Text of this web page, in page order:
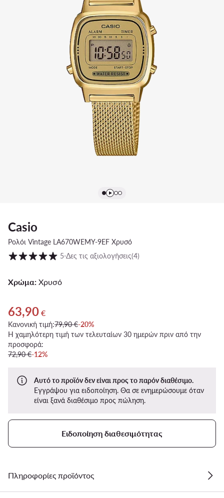
Casio
Ρολόι Vintage LA670WEMY-9EF Χρυσό
Βαθμολογία πελατών σε κλίμακα 1 έως 5
5⋅Δες τις αξιολογήσεις(4)
Χρώμα: Χρυσό
Τρέχουσα τιμή 63,90 €
63,90 €
Κανονική τιμή:79,90 €-20%
Η χαμηλότερη τιμή των τελευταίων 30 ημερών πριν από την
προσφορά:
72,90 €-12%
Αυτό το προϊόν δεν είναι προς το παρόν διαθέσιμο.
Εγγράψου για ειδοποίηση. Θα σε ενημερώσουμε όταν
είναι ξανά διαθέσιμο προς πώληση.
Ειδοποίηση διαθεσιμότητας
Πληροφορίες προϊόντος